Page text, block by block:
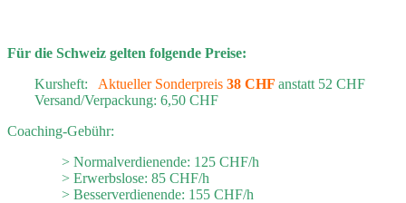
Für die Schweiz gelten folgende Preise:
Kursheft: Aktueller Sonderpreis 38 CHF anstatt 52 CHF
Versand/Verpackung: 6,50 CHF
Coaching-Gebühr:
> Normalverdienende: 125 CHF/h
> Erwerbslose: 85 CHF/h
> Besserverdienende: 155 CHF/h